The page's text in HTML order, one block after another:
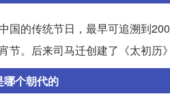
国的传统节日，最早可追溯到
节。后来司马迁创建了《太初历
哪个朝代的